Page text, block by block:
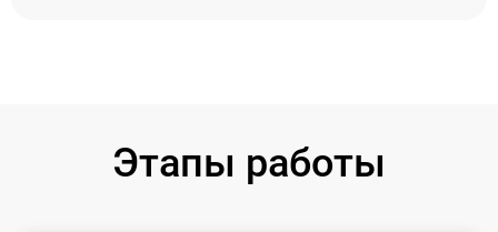
Этапы работы